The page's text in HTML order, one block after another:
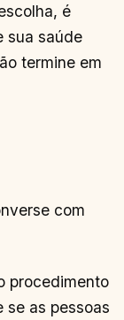
é
sua saúde
termine em
com
procedimento
se as pessoas